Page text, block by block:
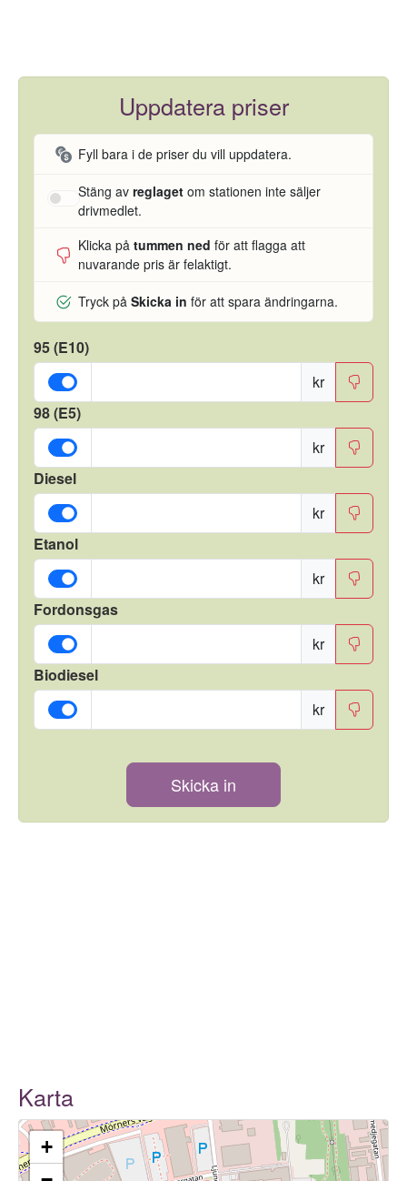
Uppdatera priser
Fyll bara i de priser du vill uppdatera.
Stäng av reglaget om stationen inte säljer
drivmedlet.
Klicka på tummen ned för att flagga att
nuvarande pris är felaktigt.
Tryck på Skicka in för att spara ändringarna.
95 (E10)
kr
98 (E5)
kr
Diesel
kr
Etanol
kr
Fordonsgas
kr
Biodiesel
kr
Skicka in
Karta
+